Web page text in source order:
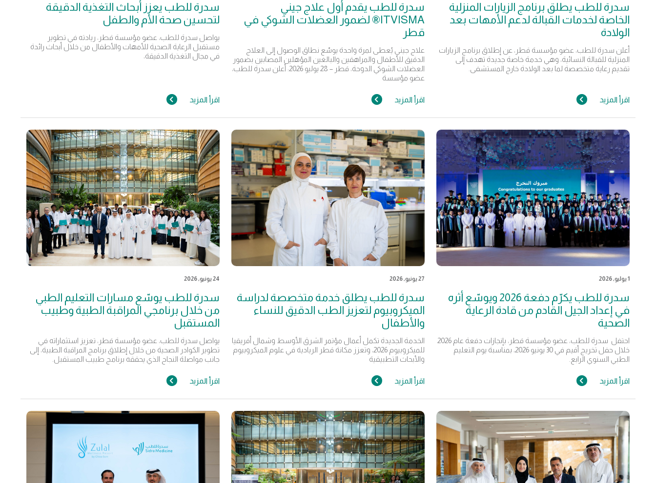
سدرة للطب يطلق برنامج الزيارات المنزلية
الخاصة لخدمات القبالة لدعم الأمهات بعد
الولادة
أعلن سدرة للطب، عضو مؤسسة قطر، عن إطلاق برنامج الزيارات
المنزلية للقبالة النسائية، وهي خدمة خاصة جديدة تهدف إلى
تقديم رعاية متخصصة لما بعد الولادة خارج المستشفى.
اقرأ المزيد
سدرة للطب يقدم أول علاج جيني
ITVISMA® لضمور العضلات الشوكي في
قطر
علاج جيني يُعطى لمرة واحدة يوسّع نطاق الوصول إلى العلاج
الدقيق للأطفال والمراهقين والبالغين المؤهلين المصابين بضمور
العضلات الشوكي الدوحة، قطر – 28 يوليو 2026: أعلن سدرة للطب،
عضو مؤسسة
اقرأ المزيد
سدرة للطب يعزز أبحاث التغذية الدقيقة
لتحسين صحة الأم والطفل
يواصل سدرة للطب، عضو مؤسسة قطر، ريادته في تطوير
مستقبل الرعاية الصحية للأمهات والأطفال من خلال أبحاث رائدة
في مجال التغذية الدقيقة،
اقرأ المزيد
1 يوليو, 2026
سدرة للطب يكرّم دفعة 2026 ويوسّع أثره
في إعداد الجيل القادم من قادة الرعاية
الصحية
احتفل سدرة للطب، عضو مؤسسة قطر، بإنجازات دفعة عام 2026
خلال حفل تخريج أقيم في 30 يونيو 2026، بمناسبة يوم التعليم
الطبي السنوي الرابع.
اقرأ المزيد
27 يونيو, 2026
سدرة للطب يطلق خدمة متخصصة لدراسة
الميكروبيوم لتعزيز الطب الدقيق للنساء
والأطفال
الخدمة الجديدة تكمل أعمال مؤتمر الشرق الأوسط وشمال أفريقيا
للميكروبيوم 2026، وتعزز مكانة قطر الريادية في علوم الميكروبيوم
والأبحاث التطبيقية
اقرأ المزيد
24 يونيو, 2026
سدرة للطب يوسّع مسارات التعليم الطبي
من خلال برنامجي المراقبة الطبية وطبيب
المستقبل
يواصل سدرة للطب، عضو مؤسسة قطر، تعزيز استثماراته في
تطوير الكوادر الصحية من خلال إطلاق برنامج المراقبة الطبية، إلى
جانب مواصلة النجاح الذي يحققه برنامج طبيب المستقبل.
اقرأ المزيد